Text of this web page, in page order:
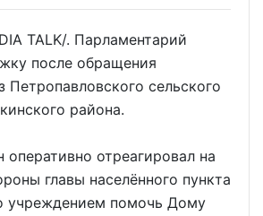
TALK/. Парламентарий
после обращения
Петропавловского сельского
района.
отреагировал на
главы населённого пункта
учреждением помочь Дому